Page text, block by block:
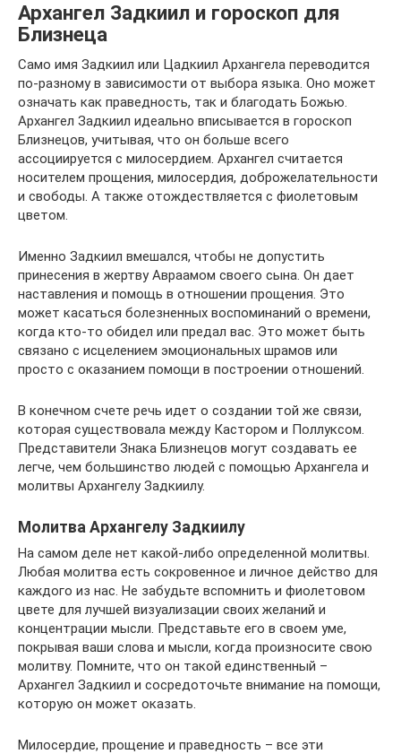
Архангел Задкиил и гороскоп для
Близнеца
Само имя Задкиил или Цадкиил Архангела переводится
по-разному в зависимости от выбора языка. Оно может
означать как праведность, так и благодать Божью.
Архангел Задкиил идеально вписывается в гороскоп
Близнецов, учитывая, что он больше всего
ассоциируется с милосердием. Архангел считается
носителем прощения, милосердия, доброжелательности
и свободы. А также отождествляется с фиолетовым
цветом.
Именно Задкиил вмешался, чтобы не допустить
принесения в жертву Авраамом своего сына. Он дает
наставления и помощь в отношении прощения. Это
может касаться болезненных воспоминаний о времени,
когда кто-то обидел или предал вас. Это может быть
связано с исцелением эмоциональных шрамов или
просто с оказанием помощи в построении отношений.
В конечном счете речь идет о создании той же связи,
которая существовала между Кастором и Поллуксом.
Представители Знака Близнецов могут создавать ее
легче, чем большинство людей с помощью Архангела и
молитвы Архангелу Задкиилу.
Молитва Архангелу Задкиилу
На самом деле нет какой-либо определенной молитвы.
Любая молитва есть сокровенное и личное действо для
каждого из нас. Не забудьте вспомнить и фиолетовом
цвете для лучшей визуализации своих желаний и
концентрации мысли. Представьте его в своем уме,
покрывая ваши слова и мысли, когда произносите свою
молитву. Помните, что он такой единственный –
Архангел Задкиил и сосредоточьте внимание на помощи,
которую он может оказать.
Милосердие, прощение и праведность – все эти